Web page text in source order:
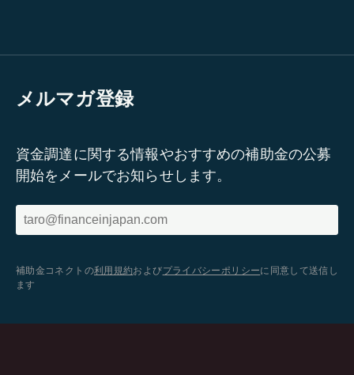
メルマガ登録
資金調達に関する情報やおすすめの補助金の公募
開始をメールでお知らせします。
補助金コネクトの利用規約およびプライバシーポリシーに同意して送信し
ます